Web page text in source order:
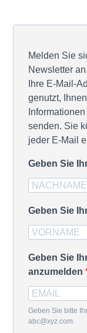
Melden Sie
Newsletter
Ihre E-Mail-
genutzt,
senden. Sie
jeder E-Mail
Geben Sie
Geben Sie
Geben Sie
anzumelden
Geben Sie bitte
abc@xyz.com.